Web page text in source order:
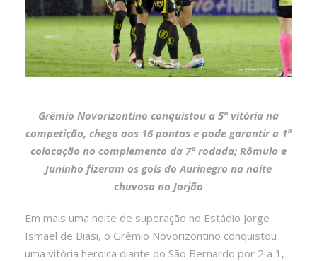
Grêmio Novorizontino conquistou a 5ª vitória na
competição, chega aos 16 pontos e pode garantir a 1ª
colocação no complemento da 7ª rodada; Rômulo e
Juninho fizeram os gols do Aurinegro na noite
chuvosa no Jorjão
Em mais uma noite de superação no Estádio Jorge
Ismael de Biasi, o Grêmio Novorizontino conquistou
uma vitória heroica diante do São Bernardo por 2 a 1,